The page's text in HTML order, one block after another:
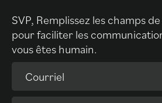
SVP, Remplissez les champs
pour faciliter les
vous êtes humain.
Courriel